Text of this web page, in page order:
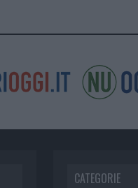
CATEGORIE